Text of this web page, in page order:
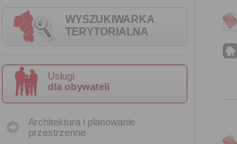
WYSZUKIWARKA
TERYTORIALNA
Usługi
dla obywateli
Architektura i planowanie
przestrzenne